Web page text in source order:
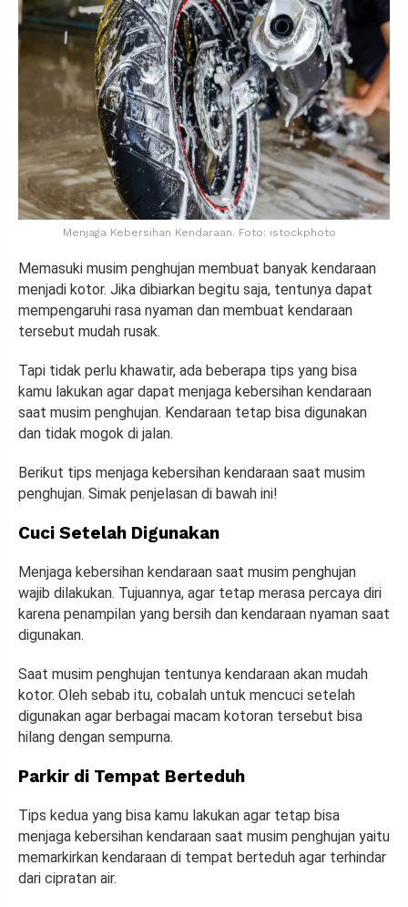
Menjaga Kebersihan Kendaraan. Foto: istockphoto
Memasuki musim penghujan membuat banyak kendaraan
menjadi kotor. Jika dibiarkan begitu saja, tentunya dapat
mempengaruhi rasa nyaman dan membuat kendaraan
tersebut mudah rusak.
Tapi tidak perlu khawatir, ada beberapa tips yang bisa
kamu lakukan agar dapat menjaga kebersihan kendaraan
saat musim penghujan. Kendaraan tetap bisa digunakan
dan tidak mogok di jalan.
Berikut tips menjaga kebersihan kendaraan saat musim
penghujan. Simak penjelasan di bawah ini!
Cuci Setelah Digunakan
Menjaga kebersihan kendaraan saat musim penghujan
wajib dilakukan. Tujuannya, agar tetap merasa percaya diri
karena penampilan yang bersih dan kendaraan nyaman saat
digunakan.
Saat musim penghujan tentunya kendaraan akan mudah
kotor. Oleh sebab itu, cobalah untuk mencuci setelah
digunakan agar berbagai macam kotoran tersebut bisa
hilang dengan sempurna.
Parkir di Tempat Berteduh
Tips kedua yang bisa kamu lakukan agar tetap bisa
menjaga kebersihan kendaraan saat musim penghujan yaitu
memarkirkan kendaraan di tempat berteduh agar terhindar
dari cipratan air.